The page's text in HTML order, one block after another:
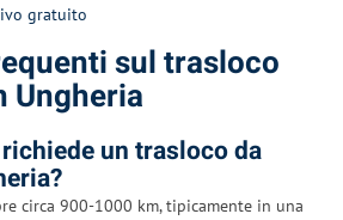
gratuito
sul trasloco
Ungheria
un trasloco da
circa 900-1000 km, tipicamente in una